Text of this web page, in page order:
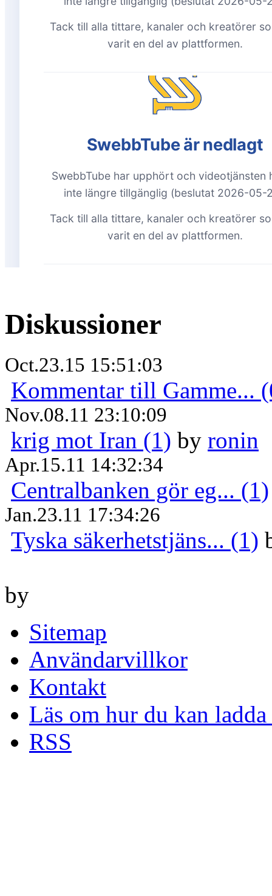
Diskussioner
Oct.23.15 15:51:03
Kommentar till Gamme...
Nov.08.11 23:10:09
krig mot Iran (1) by ronin
Apr.15.11 14:32:34
Centralbanken gör eg... (1)
Jan.23.11 17:34:26
Tyska säkerhetstjäns... (1)
by
Sitemap
Användarvillkor
Kontakt
Läs om hur du kan
RSS